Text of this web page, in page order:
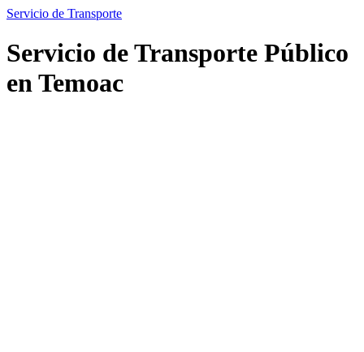
Servicio de Transporte
Servicio de Transporte Público
en Temoac